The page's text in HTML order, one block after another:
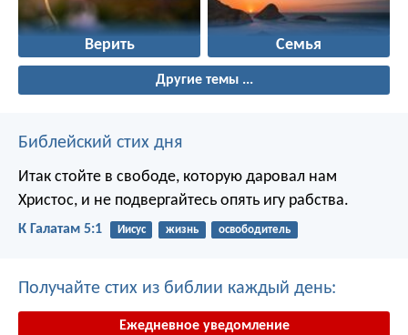
Верить Семья
Другие темы ...
Библейский стих дня
Итак стойте в свободе, которую даровал нам
Христос, и не подвергайтесь опять игу рабства.
К Галатам 5:1 Иисус жизнь освободитель
Получайте стих из библии каждый день:
Ежедневное уведомление